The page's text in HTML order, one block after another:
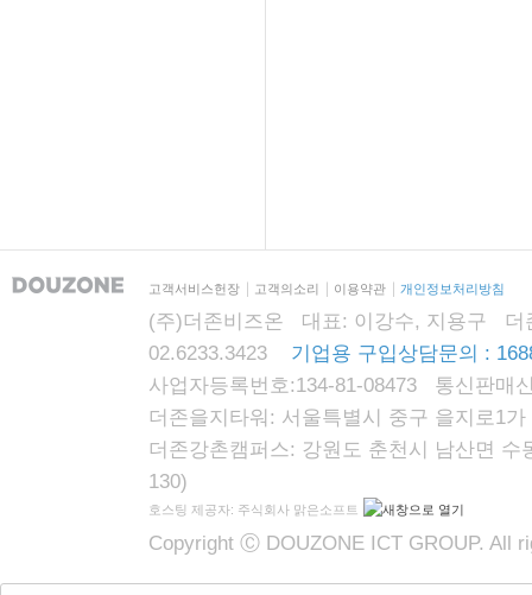
고객서비스헌장 고객의소리 이용약관 개인정보처리방침
(주)더존비즈온 대표: 이강수, 지용구 더
02.6233.3423 기업용 구입상담문의 :
사업자등록번호:134-81-08473 통신판매
더존을지타워: 서울특별시 중구 을지로1
더존강촌캠퍼스: 강원도 춘천시 남산면
130)
호스팅 제공자: 주식회사 맑은소프트
Copyright Ⓒ DOUZONE ICT GROUP. All